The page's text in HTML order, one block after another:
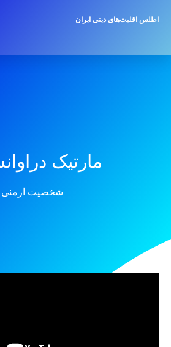
اطلس اقلیت‌های دینی ایران
مارتیک
شخصیت ارمنی